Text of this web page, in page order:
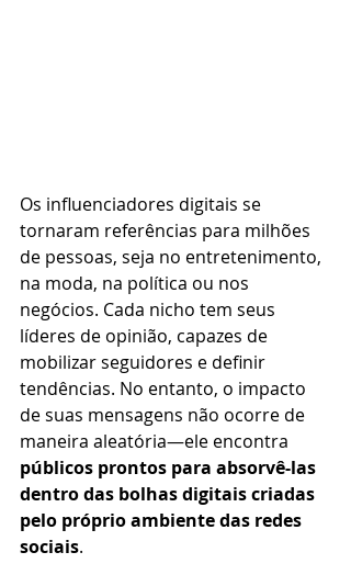
Os influenciadores digitais se
tornaram referências para milhões
de pessoas, seja no entretenimento,
na moda, na política ou nos
negócios. Cada nicho tem seus
líderes de opinião, capazes de
mobilizar seguidores e definir
tendências. No entanto, o impacto
de suas mensagens não ocorre de
maneira aleatória—ele encontra
públicos prontos para absorvê-las
dentro das bolhas digitais criadas
pelo próprio ambiente das redes
sociais.